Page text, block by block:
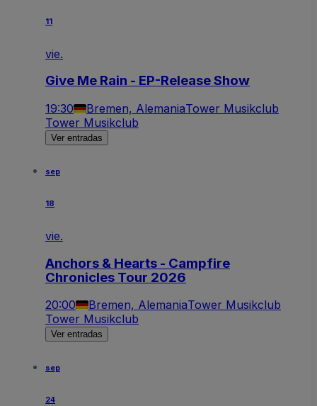
11
vie.
Give Me Rain - EP-Release Show
19:30 Bremen, AlemaniaTower Musikclub
Tower Musikclub
Ver entradas
sep
18
vie.
Anchors & Hearts - Campfire
Chronicles Tour 2026
20:00 Bremen, AlemaniaTower Musikclub
Tower Musikclub
Ver entradas
sep
24